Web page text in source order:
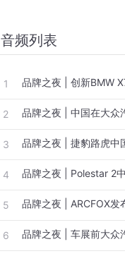
音频列表
1 品牌之夜 | 创新BMW
2
3
4 品牌之夜 | Polestar 2
5 品牌之夜 | ARCFOX
6